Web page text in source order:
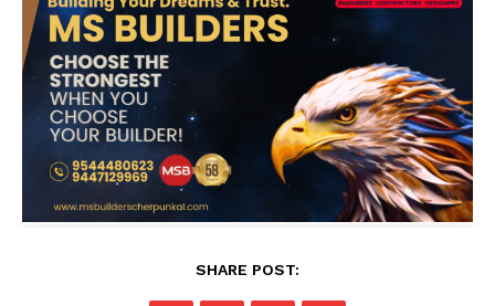
SHARE POST: